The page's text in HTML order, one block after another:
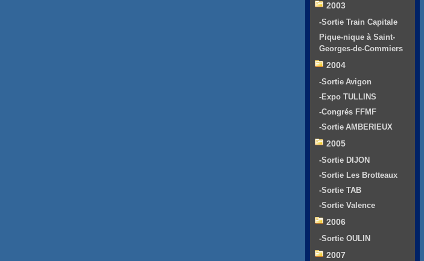
2003
-Sortie Train Capitale
Pique-nique à Saint-
Georges-de-Commiers
2004
-Sortie Avigon
-Expo TULLINS
-Congrés FFMF
-Sortie AMBERIEUX
2005
-Sortie DIJON
-Sortie Les Brotteaux
-Sortie TAB
-Sortie Valence
2006
-Sortie OULIN
2007